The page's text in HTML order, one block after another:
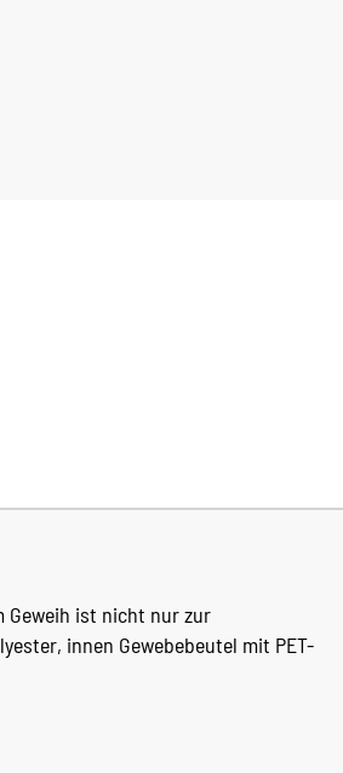
Geweih ist nicht nur zur
innen Gewebebeutel mit PET-